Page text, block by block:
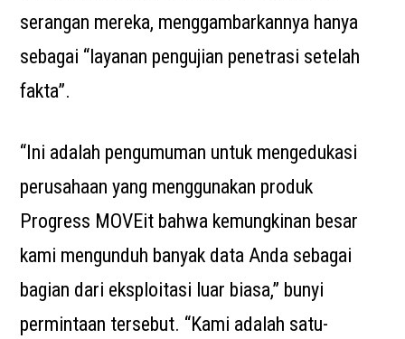
serangan mereka, menggambarkannya hanya
sebagai “layanan pengujian penetrasi setelah
fakta”.
“Ini adalah pengumuman untuk mengedukasi
perusahaan yang menggunakan produk
Progress MOVEit bahwa kemungkinan besar
kami mengunduh banyak data Anda sebagai
bagian dari eksploitasi luar biasa,” bunyi
permintaan tersebut. “Kami adalah satu-